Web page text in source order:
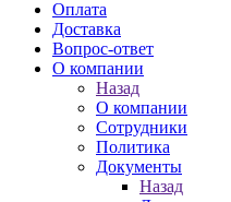
Оплата
Доставка
Вопрос-ответ
О компании
Назад
О компании
Сотрудники
Политика
Документы
Назад